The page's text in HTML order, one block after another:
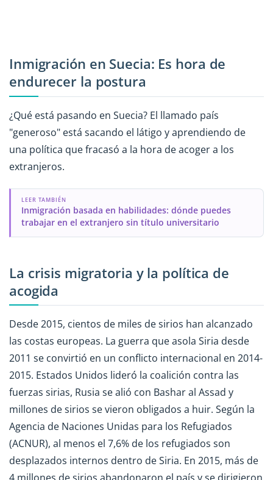
Inmigración en Suecia: Es hora de
endurecer la postura
¿Qué está pasando en Suecia? El llamado país
"generoso" está sacando el látigo y aprendiendo de
una política que fracasó a la hora de acoger a los
extranjeros.
LEER TAMBIÉN
Inmigración basada en habilidades: dónde puedes
trabajar en el extranjero sin título universitario
La crisis migratoria y la política de
acogida
Desde 2015, cientos de miles de sirios han alcanzado
las costas europeas. La guerra que asola Siria desde
2011 se convirtió en un conflicto internacional en 2014-
2015. Estados Unidos lideró la coalición contra las
fuerzas sirias, Rusia se alió con Bashar al Assad y
millones de sirios se vieron obligados a huir. Según la
Agencia de Naciones Unidas para los Refugiados
(ACNUR), al menos el 7,6% de los refugiados son
desplazados internos dentro de Siria. En 2015, más de